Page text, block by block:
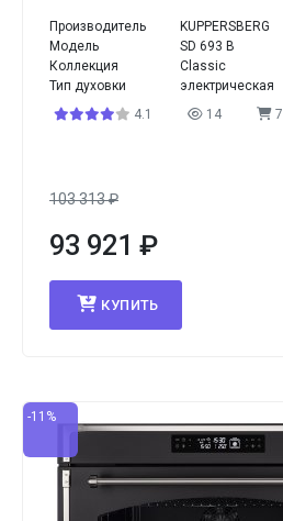
Производитель
KUPPERSBERG
Модель
SD 693 B
Коллекция
Classic
Тип духовки
электрическая
4.1
14 7
103 313₽
93 921 ₽
КУПИТЬ
-11%